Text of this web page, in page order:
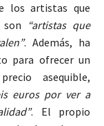
los artistas que
“artistas que
. Además, ha
para ofrecer un
asequible,
euros por ver a
. El propio